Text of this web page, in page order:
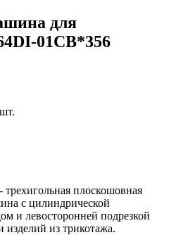
для
01СB*356
плоскошовная
с цилиндрической
и левосторонней подрезкой
изделий из трикотажа.